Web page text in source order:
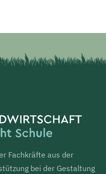
Fachkräfte aus der
bei der Gestaltung